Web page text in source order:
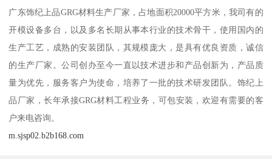
广东饰纪上品GRG材料生产厂家，占地面积20000平方米，我司有的
开模设备多台，以及多名长期从事本行业的技术骨干，使用国内的
生产工艺，成熟的安装团队，其规模庞大，是具有优良资质，诚信
的生产厂家。公司创办至今一直以技术进步和产品创新为，产品质
量为优先，服务客户为使命，培养了一批的技术研发团队。饰纪上
品厂家，长年承接GRG材料工程业务，可包安装，欢迎有需要的客
户来电咨询。
m.sjsp02.b2b168.com